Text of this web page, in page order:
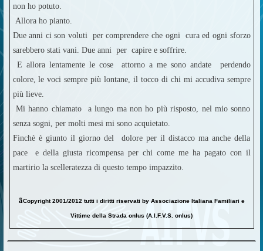
non ho potuto.
Allora ho pianto.
Due anni ci son voluti per comprendere che ogni cura ed ogni sforzo
sarebbero stati vani. Due anni per capire e soffrire.
E allora lentamente le cose attorno a me sono andate perdendo
colore, le voci sempre più lontane, il tocco di chi mi accudiva sempre
più lieve.
Mi hanno chiamato a lungo ma non ho più risposto, nel mio sonno
senza sogni, per molti mesi mi sono acquietato.
Finchè è giunto il giorno del dolore per il distacco ma anche della
pace e della giusta ricompensa per chi come me ha pagato con il
martirio la scelleratezza di questo tempo impazzito.
ãCopyright 2001/2012 tutti i diritti riservati by Associazione Italiana Familiari e
Vittime della Strada onlus (A.I.F.V.S. onlus)